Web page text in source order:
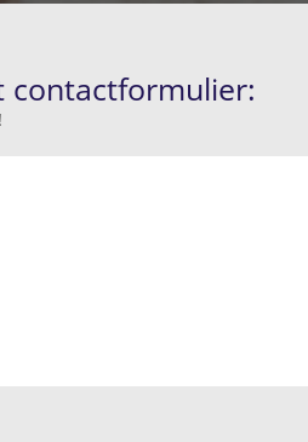
contactformulier: